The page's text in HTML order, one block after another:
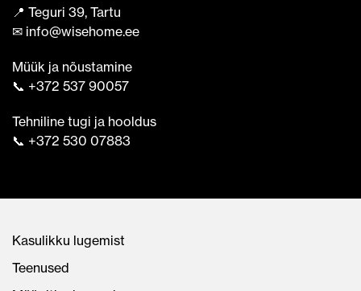
📍 Teguri 39, Tartu
✉ info@wisehome.ee
Müük ja nõustamine
📞 +372 537 90057
Tehniline tugi ja hooldus
📞 +372 530 07883
Kasulikku lugemist
Teenused